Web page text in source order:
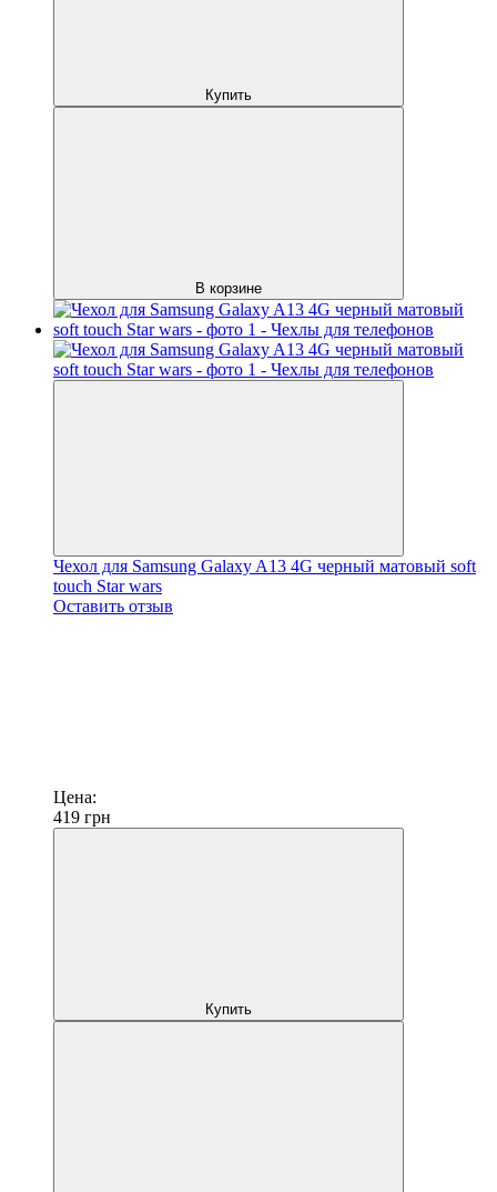
Купить
В корзине
Чехол для Samsung Galaxy A13 4G черный матовый soft
touch Star wars
Оставить отзыв
Цена:
419 грн
Купить